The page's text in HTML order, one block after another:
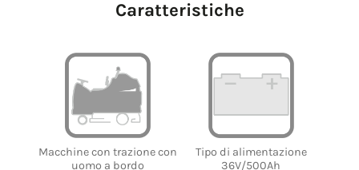
Caratteristiche
Macchine con trazione con
uomo a bordo
Tipo di alimentazione
36V/500Ah